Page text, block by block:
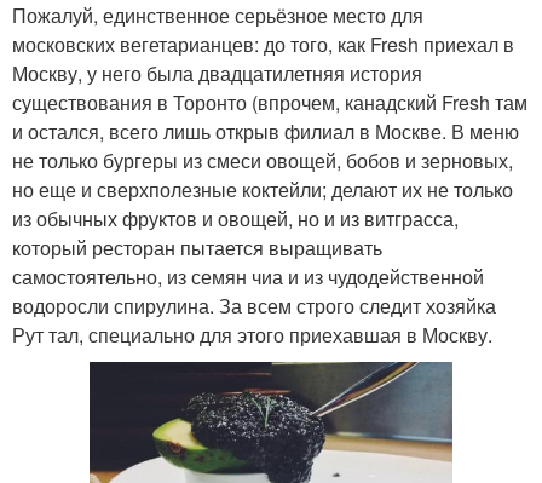
Пожалуй, единственное серьёзное место для
московских вегетарианцев: до того, как Fresh приехал в
Москву, у него была двадцатилетняя история
существования в Торонто (впрочем, канадский Fresh там
и остался, всего лишь открыв филиал в Москве. В меню
не только бургеры из смеси овощей, бобов и зерновых,
но еще и сверхполезные коктейли; делают их не только
из обычных фруктов и овощей, но и из витграсса,
который ресторан пытается выращивать
самостоятельно, из семян чиа и из чудодейственной
водоросли спирулина. За всем строго следит хозяйка
Рут тал, специально для этого приехавшая в Москву.